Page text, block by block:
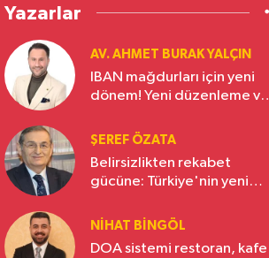
Yazarlar
AV. AHMET BURAK YALÇIN
IBAN mağdurları için yeni
dönem! Yeni düzenleme ve
ŞEREF ÖZATA
Belirsizlikten rekabet
gücüne: Türkiye'nin yeni
NIHAT BINGÖL
DOA sistemi restoran, kafe